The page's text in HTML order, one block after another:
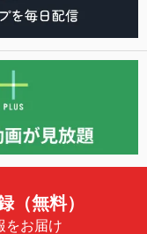
（無料）
をお届け